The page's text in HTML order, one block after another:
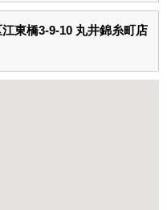
東橋3-9-10 丸井錦糸町店